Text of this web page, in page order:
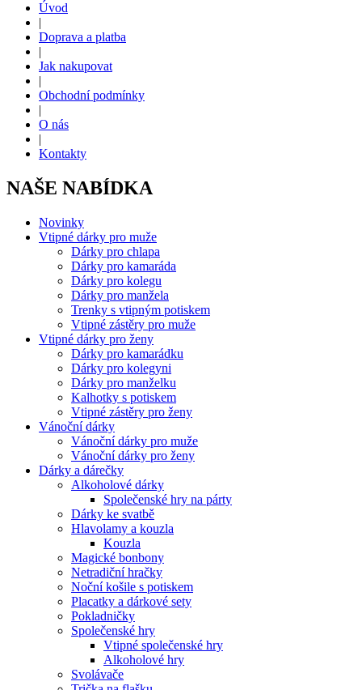
Úvod
|
Doprava a platba
|
Jak nakupovat
|
Obchodní podmínky
|
O nás
|
Kontakty
NAŠE NABÍDKA
Novinky
Vtipné dárky pro muže
Dárky pro chlapa
Dárky pro kamaráda
Dárky pro kolegu
Dárky pro manžela
Trenky s vtipným potiskem
Vtipné zástěry pro muže
Vtipné dárky pro ženy
Dárky pro kamarádku
Dárky pro kolegyni
Dárky pro manželku
Kalhotky s potiskem
Vtipné zástěry pro ženy
Vánoční dárky
Vánoční dárky pro muže
Vánoční dárky pro ženy
Dárky a dárečky
Alkoholové dárky
Společenské hry na párty
Dárky ke svatbě
Hlavolamy a kouzla
Kouzla
Magické bonbony
Netradiční hračky
Noční košile s potiskem
Placatky a dárkové sety
Pokladničky
Společenské hry
Vtipné společenské hry
Alkoholové hry
Svolávače